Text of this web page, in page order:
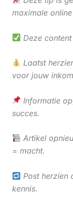
maximale
Deze
Laatst
voor jouw
Informatie
succes.
Artikel
= macht.
Post herzien
kennis.